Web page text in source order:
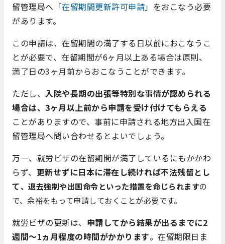
留管理局へ「在留期間更新許可申請」をおこなう必要
があります。
この申請は、在留期間の満了する日以前におこなうこ
とが必要で、在留期間が6ヶ月以上ある場合は原則、
満了日の3ヶ月前からおこなうことができます。
ただし、 入院や長期の出張等特別な事情が認められる
場合は、3ヶ月以上前から申請を受け付けてもらえる
ことがありますので、事前に申請される地方出入国在
留管理局へ問い合わせるとよいでしょう。
万一、就労ビザの在留期間が満了しているにもかかわ
らず、 更新せずに日本に滞在し続ければ不法残留とし
て、退去強制や出国命令といった措置を命じられますの
で、余裕をもって申請しておくことが必要です。
就労ビザの更新は、 申請してから結果が出るまでに2
週間～1ヵ月程度の時間がかかります。在留期限日ま